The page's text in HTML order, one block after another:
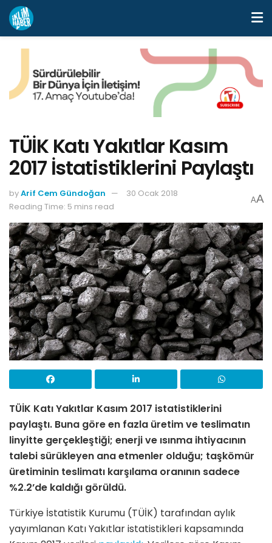
TÜİK Katı Yakıtlar Kasım
2017 İstatistiklerini Paylaştı
byArif Cem Gündoğan
30 Ocak 2018
Reading Time: 5 mins read
AA
TÜİK Katı Yakıtlar Kasım 2017 istatistiklerini
paylaştı. Buna göre en fazla üretim ve teslimatın
linyitte gerçekleştiği; enerji ve ısınma ihtiyacının
talebi sürükleyen ana etmenler olduğu; taşkömür
üretiminin teslimatı karşılama oranının sadece
%2.2’de kaldığı görüldü.
Türkiye İstatistik Kurumu (TÜİK) tarafından aylık
yayımlanan Katı Yakıtlar istatistikleri kapsamında